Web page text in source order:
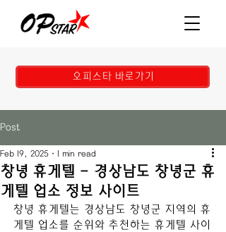
오피스타 바로가기
Post
창녕 휴게텔 - 경상남도 창녕군 휴
게텔 업소 정보 사이트
Feb 19, 2025 1 min read
창녕 휴게텔는 경상남도 창녕군 지역의 휴
게텔 업소를 순위와 추천하는 휴게텔 사이